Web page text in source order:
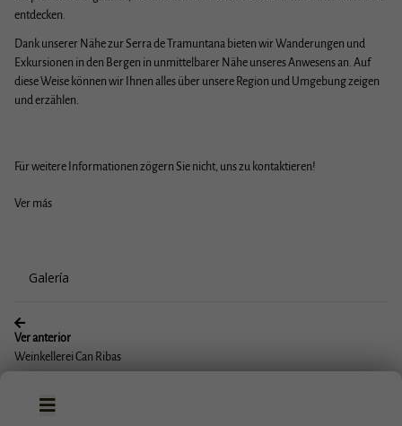
Hotel zwischen Alcudia und
entdecken.
Dank unserer Nähe zur Serra de Tramuntana bieten wir Wanderungen und
Exkursionen in den Bergen in unmittelbarer Nähe unseres Anwesens an. Auf
diese Weise können wir Ihnen alles über unsere Region und Umgebung zeigen
und erzählen.
Für weitere Informationen zögern Sie nicht, uns zu kontaktieren!
Ver más
Galería
Ver anterior
Weinkellerei Can Ribas